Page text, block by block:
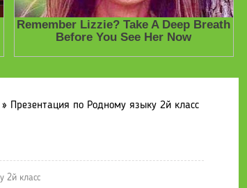
» Презентация по Родному языку 2й класс
2й класс